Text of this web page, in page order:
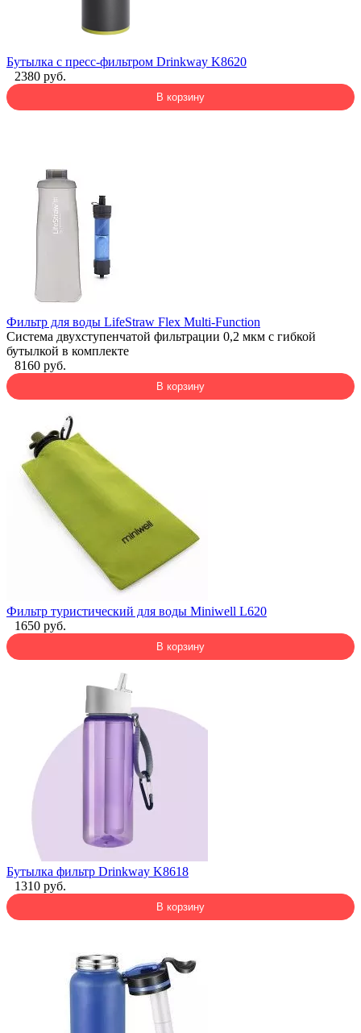
Бутылка с пресс-фильтром Drinkway K8620
2380 руб.
В корзину
Фильтр для воды LifeStraw Flex Multi-Function
Система двухступенчатой фильтрации 0,2 мкм с гибкой
бутылкой в комплекте
8160 руб.
В корзину
Фильтр туристический для воды Miniwell L620
1650 руб.
В корзину
Бутылка фильтр Drinkway K8618
1310 руб.
В корзину